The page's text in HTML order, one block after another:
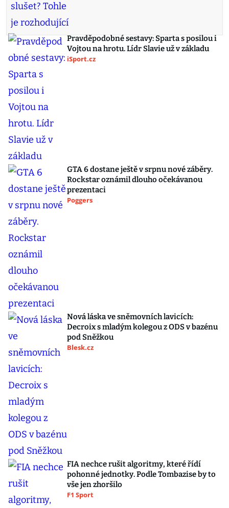
Pravděpodobné sestavy: Sparta s posilou i
Vojtou na hrotu. Lídr Slavie už v základu
iSport.cz
GTA 6 dostane ještě v srpnu nové záběry.
Rockstar oznámil dlouho očekávanou
prezentaci
Poggers
Nová láska ve sněmovních lavicích:
Decroix s mladým kolegou z ODS v bazénu
pod Sněžkou
Blesk.cz
FIA nechce rušit algoritmy, které řídí
pohonné jednotky. Podle Tombazise by to
vše jen zhoršilo
F1 Sport